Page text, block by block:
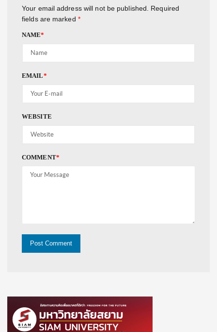
Your email address will not be published.
Required
fields are marked *
NAME*
EMAIL*
WEBSITE
COMMENT*